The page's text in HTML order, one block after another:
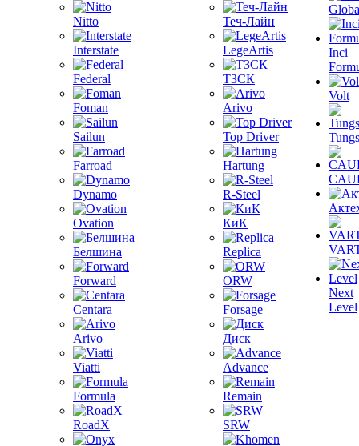
Nitto
Interstate
Federal
Foman
Sailun
Farroad
Dynamo
Ovation
Белшина
Forward
Centara
Arivo
Viatti
Formula
RoadX
Теч-Лайн
LegeArtis
ТЗСК
Arivo
Top Driver
Hartung
R-Steel
КиК
Replica
ORW
Forsage
Диск
Advance
Remain
SRW
Inci
Volt
Next
Level